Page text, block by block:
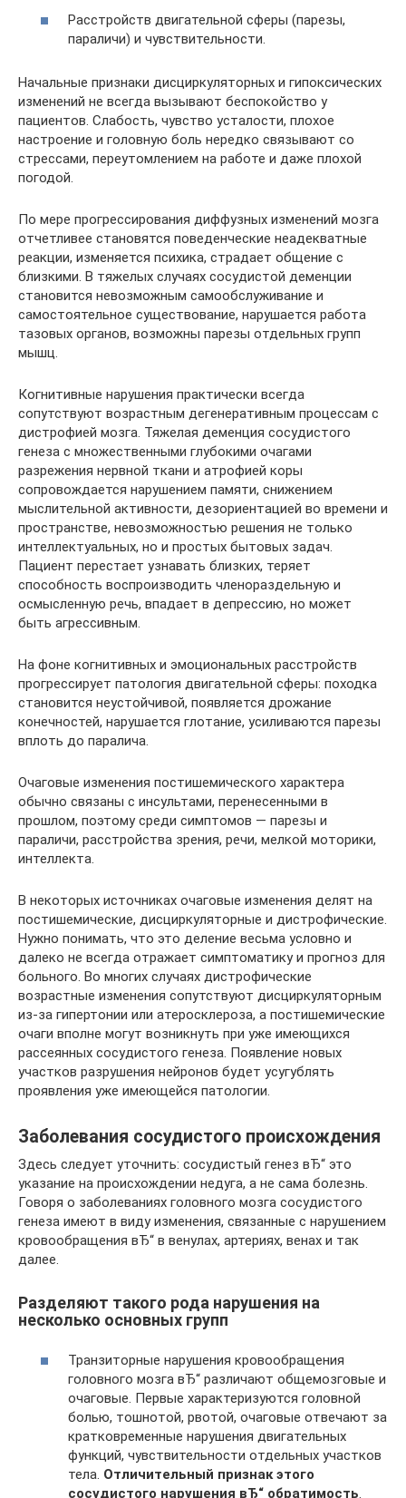
Расстройств двигательной сферы (парезы,
параличи) и чувствительности.
Начальные признаки дисциркуляторных и гипоксических
изменений не всегда вызывают беспокойство у
пациентов. Слабость, чувство усталости, плохое
настроение и головную боль нередко связывают со
стрессами, переутомлением на работе и даже плохой
погодой.
По мере прогрессирования диффузных изменений мозга
отчетливее становятся поведенческие неадекватные
реакции, изменяется психика, страдает общение с
близкими. В тяжелых случаях сосудистой деменции
становится невозможным самообслуживание и
самостоятельное существование, нарушается работа
тазовых органов, возможны парезы отдельных групп
мышц.
Когнитивные нарушения практически всегда
сопутствуют возрастным дегенеративным процессам с
дистрофией мозга. Тяжелая деменция сосудистого
генеза с множественными глубокими очагами
разрежения нервной ткани и атрофией коры
сопровождается нарушением памяти, снижением
мыслительной активности, дезориентацией во времени и
пространстве, невозможностью решения не только
интеллектуальных, но и простых бытовых задач.
Пациент перестает узнавать близких, теряет
способность воспроизводить членораздельную и
осмысленную речь, впадает в депрессию, но может
быть агрессивным.
На фоне когнитивных и эмоциональных расстройств
прогрессирует патология двигательной сферы: походка
становится неустойчивой, появляется дрожание
конечностей, нарушается глотание, усиливаются парезы
вплоть до паралича.
Очаговые изменения постишемического характера
обычно связаны с инсультами, перенесенными в
прошлом, поэтому среди симптомов — парезы и
параличи, расстройства зрения, речи, мелкой моторики,
интеллекта.
В некоторых источниках очаговые изменения делят на
постишемические, дисциркуляторные и дистрофические.
Нужно понимать, что это деление весьма условно и
далеко не всегда отражает симптоматику и прогноз для
больного. Во многих случаях дистрофические
возрастные изменения сопутствуют дисциркуляторным
из-за гипертонии или атеросклероза, а постишемические
очаги вполне могут возникнуть при уже имеющихся
рассеянных сосудистого генеза. Появление новых
участков разрушения нейронов будет усугублять
проявления уже имеющейся патологии.
Заболевания сосудистого происхождения
Здесь следует уточнить: сосудистый генез вЂ“ это
указание на происхождении недуга, а не сама болезнь.
Говоря о заболеваниях головного мозга сосудистого
генеза имеют в виду изменения, связанные с нарушением
кровообращения вЂ“ в венулах, артериях, венах и так
далее.
Разделяют такого рода нарушения на
несколько основных групп
Транзиторные нарушения кровообращения
головного мозга вЂ“ различают общемозговые и
очаговые. Первые характеризуются головной
болью, тошнотой, рвотой, очаговые отвечают за
кратковременные нарушения двигательных
функций, чувствительности отдельных участков
тела. Отличительный признак этого
сосудистого нарушения вЂ“ обратимость.